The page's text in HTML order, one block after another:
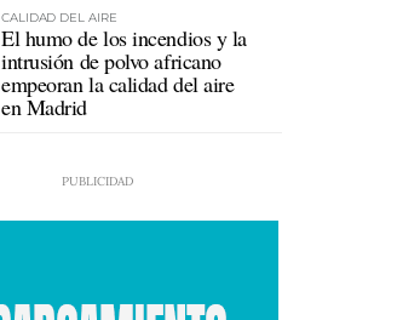
CALIDAD DEL AIRE
El humo de los incendios y la
intrusión de polvo africano
empeoran la calidad del aire
en Madrid